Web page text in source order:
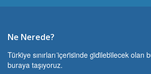
Ne Nerede?
Türki̇ye sınırları i̇çeri̇si̇nde gi̇di̇lebi̇lecek olan
buraya taşıyoruz.